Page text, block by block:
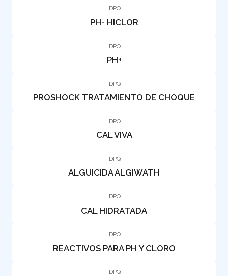
DPQ
PH- HICLOR
|DPQ
PH+
|DPQ
PROSHOCK TRATAMIENTO DE CHOQUE
DPQ
CAL VIVA
DPQ
ALGUICIDA ALGIWATH
DPQ
CAL HIDRATADA
|DPQ
REACTIVOS PARA PH Y CLORO
|DPQ